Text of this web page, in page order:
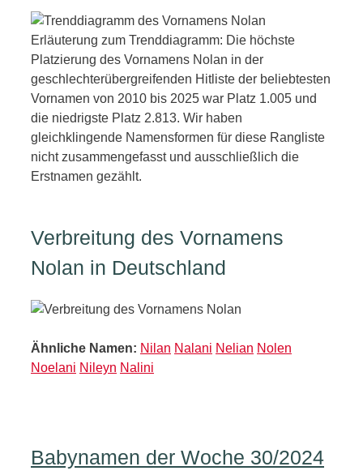
Erläuterung zum Trenddiagramm: Die höchste
Platzierung des Vornamens Nolan in der
geschlechterübergreifenden Hitliste der beliebtesten
Vornamen von 2010 bis 2025 war Platz 1.005 und
die niedrigste Platz 2.813. Wir haben
gleichklingende Namensformen für diese Rangliste
nicht zusammengefasst und ausschließlich die
Erstnamen gezählt.
Verbreitung des Vornamens
Nolan in Deutschland
Ähnliche Namen: Nilan Nalani Nelian Nolen
Noelani Nileyn Nalini
Babynamen der Woche 30/2024